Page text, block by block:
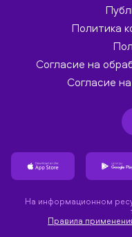
Политика
Согласие на
Согласие
На информационном
Правила